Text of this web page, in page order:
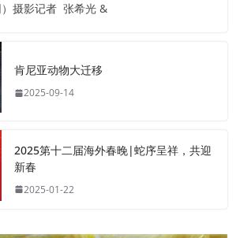
）摄影记者 张希光 &
肯尼亚动物大迁移
2025-09-14
2025第十二届海外春晚|蛇序呈祥，共迎
新春
2025-01-22